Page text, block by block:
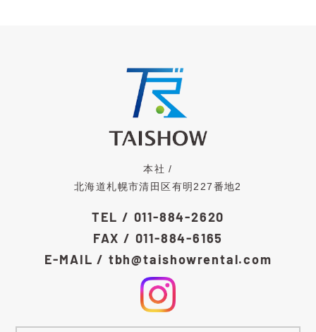
本社 /
北海道札幌市清田区有明227番地2
TEL / 011-884-2620
FAX / 011-884-6165
E-MAIL / tbh@taishowrental.com